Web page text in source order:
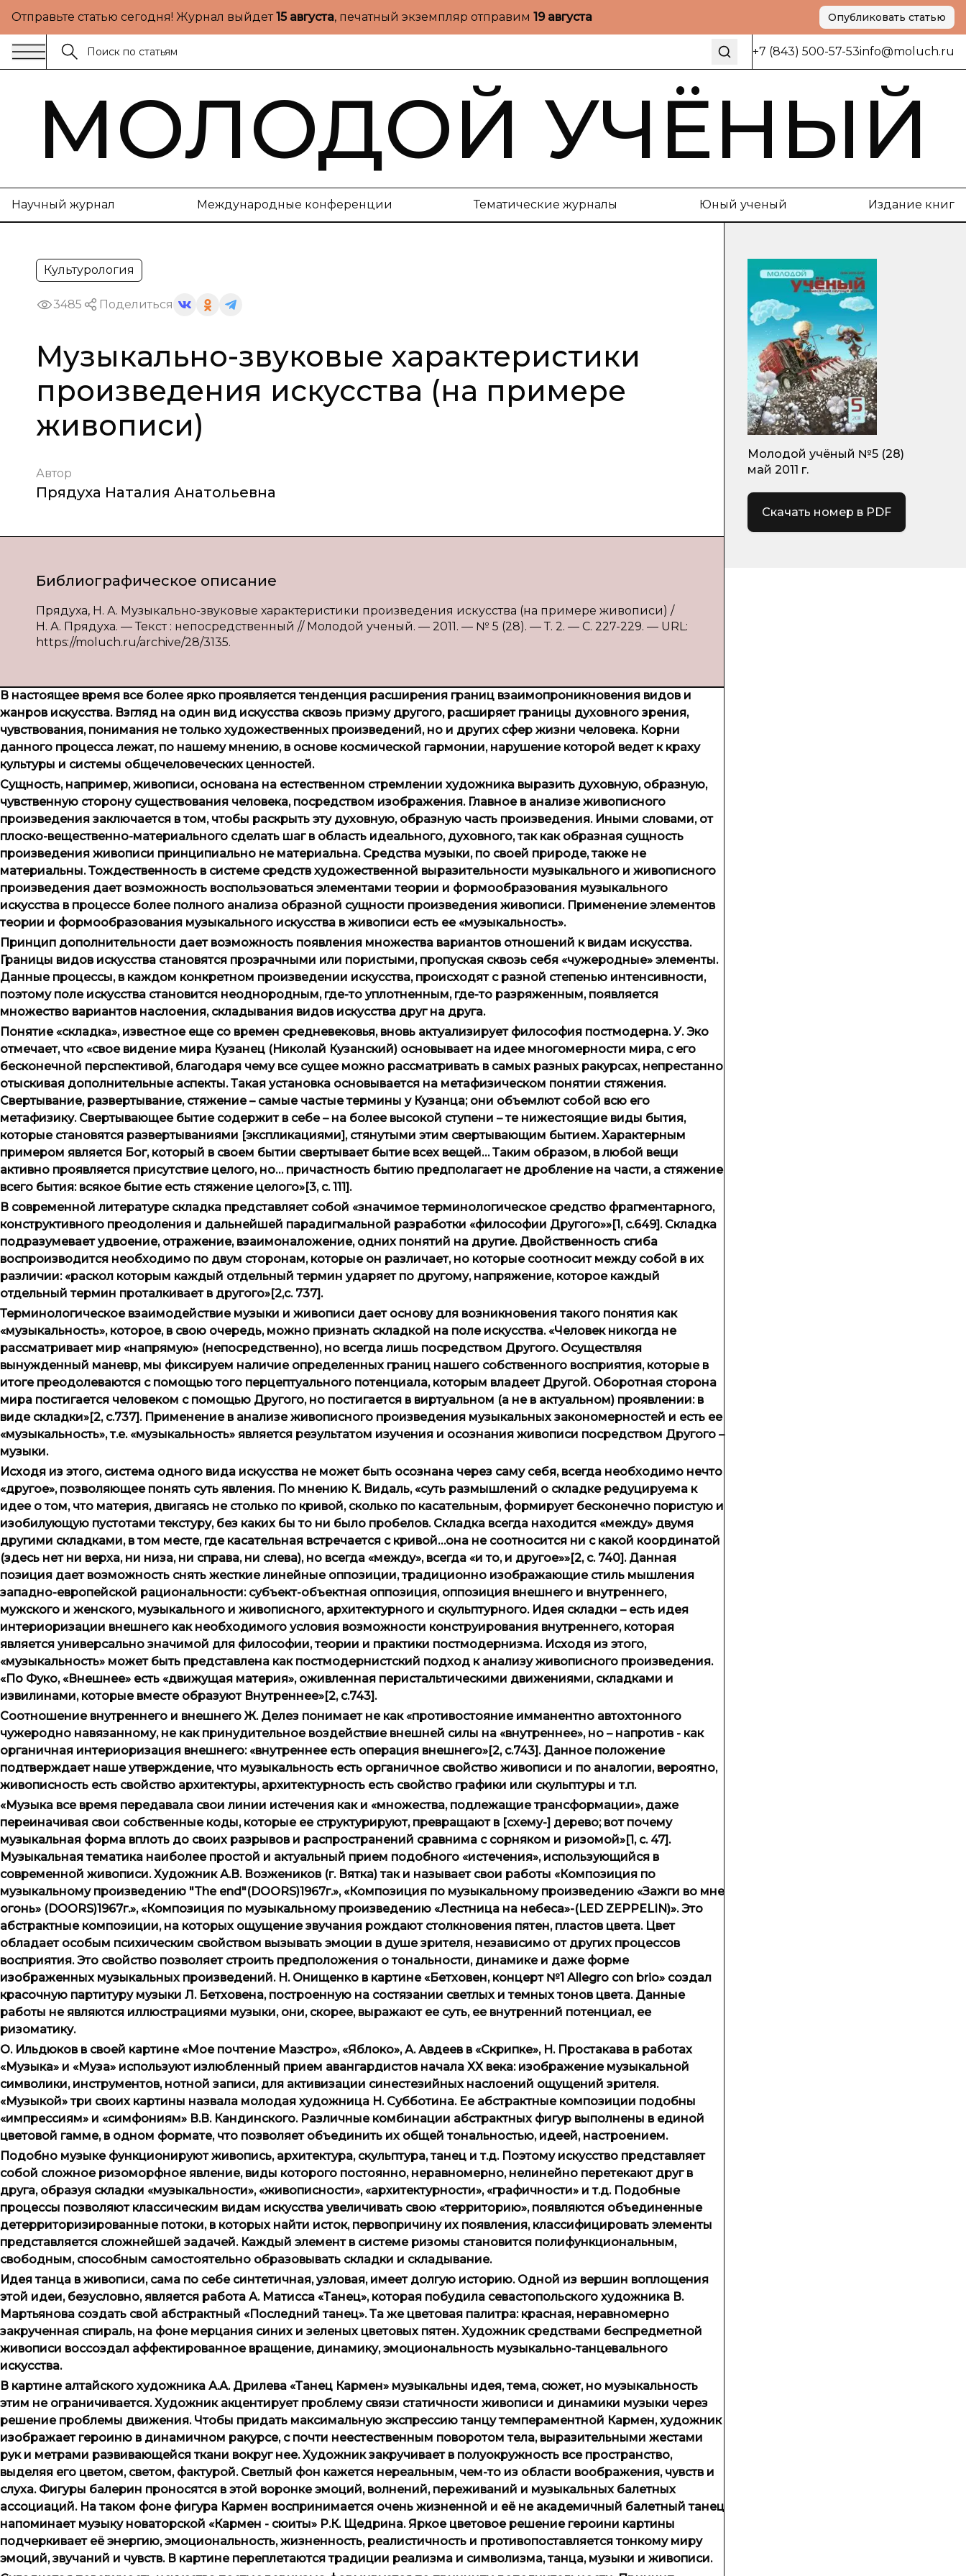
Отправьте статью сегодня! Журнал выйдет15 августа, печатный экземпляр отправим 19 августа Опубликовать статью
+7 (843) 500-57-53info@moluch.ru
МОЛОДОЙ УЧЁНЫЙ
Научный журнал Международные конференции Тематические журналы Юный ученый Издание книг
Культурология
3485 Поделиться
Музыкально-звуковые характеристики
произведения искусства (на примере
живописи)
Автор
Прядуха Наталия Анатольевна
Библиографическое описание
Прядуха, Н. А. Музыкально-звуковые характеристики произведения искусства (на примере живописи) /
Н. А. Прядуха. — Текст : непосредственный // Молодой ученый. — 2011. — № 5 (28). — Т. 2. — С. 227-229. — URL:
https://moluch.ru/archive/28/3135.
В настоящее время все более ярко проявляется тенденция расширения границ взаимопроникновения видов и
жанров искусства. Взгляд на один вид искусства сквозь призму другого, расширяет границы духовного зрения,
чувствования, понимания не только художественных произведений, но и других сфер жизни человека. Корни
данного процесса лежат, по нашему мнению, в основе космической гармонии, нарушение которой ведет к краху
культуры и системы общечеловеческих ценностей.
Сущность, например, живописи, основана на естественном стремлении художника выразить духовную, образную,
чувственную сторону существования человека, посредством изображения. Главное в анализе живописного
произведения заключается в том, чтобы раскрыть эту духовную, образную часть произведения. Иными словами, от
плоско-вещественно-материального сделать шаг в область идеального, духовного, так как образная сущность
произведения живописи принципиально не материальна. Средства музыки, по своей природе, также не
материальны. Тождественность в системе средств художественной выразительности музыкального и живописного
произведения дает возможность воспользоваться элементами теории и формообразования музыкального
искусства в процессе более полного анализа образной сущности произведения живописи. Применение элементов
теории и формообразования музыкального искусства в живописи есть ее «музыкальность».
Принцип дополнительности дает возможность появления множества вариантов отношений к видам искусства.
Границы видов искусства становятся прозрачными или пористыми, пропуская сквозь себя «чужеродные» элементы.
Данные процессы, в каждом конкретном произведении искусства, происходят с разной степенью интенсивности,
поэтому поле искусства становится неоднородным, где-то уплотненным, где-то разряженным, появляется
множество вариантов наслоения, складывания видов искусства друг на друга.
Понятие «складка», известное еще со времен средневековья, вновь актуализирует философия постмодерна. У. Эко
отмечает, что «свое видение мира Кузанец (Николай Кузанский) основывает на идее многомерности мира, с его
бесконечной перспективой, благодаря чему все сущее можно рассматривать в самых разных ракурсах, непрестанно
отыскивая дополнительные аспекты. Такая установка основывается на метафизическом понятии стяжения.
Свертывание, развертывание, стяжение – самые частые термины у Кузанца; они объемлют собой всю его
метафизику. Свертывающее бытие содержит в себе – на более высокой ступени – те нижестоящие виды бытия,
которые становятся развертываниями [экспликациями], стянутыми этим свертывающим бытием. Характерным
примером является Бог, который в своем бытии свертывает бытие всех вещей… Таким образом, в любой вещи
активно проявляется присутствие целого, но… причастность бытию предполагает не дробление на части, а стяжение
всего бытия: всякое бытие есть стяжение целого»[3, с. 111].
В современной литературе складка представляет собой «значимое терминологическое средство фрагментарного,
конструктивного преодоления и дальнейшей парадигмальной разработки «философии Другого»»[1, с.649]. Складка
подразумевает удвоение, отражение, взаимоналожение, одних понятий на другие. Двойственность сгиба
воспроизводится необходимо по двум сторонам, которые он различает, но которые соотносит между собой в их
различии: «раскол которым каждый отдельный термин ударяет по другому, напряжение, которое каждый
отдельный термин проталкивает в другого»[2,с. 737].
Терминологическое взаимодействие музыки и живописи дает основу для возникновения такого понятия как
«музыкальность», которое, в свою очередь, можно признать складкой на поле искусства. «Человек никогда не
рассматривает мир «напрямую» (непосредственно), но всегда лишь посредством Другого. Осуществляя
вынужденный маневр, мы фиксируем наличие определенных границ нашего собственного восприятия, которые в
итоге преодолеваются с помощью того перцептуального потенциала, которым владеет Другой. Оборотная сторона
мира постигается человеком с помощью Другого, но постигается в виртуальном (а не в актуальном) проявлении: в
виде складки»[2, с.737]. Применение в анализе живописного произведения музыкальных закономерностей и есть ее
«музыкальность», т.е. «музыкальность» является результатом изучения и осознания живописи посредством Другого –
музыки.
Исходя из этого, система одного вида искусства не может быть осознана через саму себя, всегда необходимо нечто
«другое», позволяющее понять суть явления. По мнению К. Видаль, «суть размышлений о складке редуцируема к
идее о том, что материя, двигаясь не столько по кривой, сколько по касательным, формирует бесконечно пористую и
изобилующую пустотами текстуру, без каких бы то ни было пробелов. Складка всегда находится «между» двумя
другими складками, в том месте, где касательная встречается с кривой…она не соотносится ни с какой координатой
(здесь нет ни верха, ни низа, ни справа, ни слева), но всегда «между», всегда «и то, и другое»»[2, с. 740]. Данная
позиция дает возможность снять жесткие линейные оппозиции, традиционно изображающие стиль мышления
западно-европейской рациональности: субъект-объектная оппозиция, оппозиция внешнего и внутреннего,
мужского и женского, музыкального и живописного, архитектурного и скульптурного. Идея складки – есть идея
интериоризации внешнего как необходимого условия возможности конструирования внутреннего, которая
является универсально значимой для философии, теории и практики постмодернизма. Исходя из этого,
«музыкальность» может быть представлена как постмодернистский подход к анализу живописного произведения.
«По Фуко, «Внешнее» есть «движущая материя», оживленная перистальтическими движениями, складками и
извилинами, которые вместе образуют Внутреннее»[2, с.743].
Соотношение внутреннего и внешнего Ж. Делез понимает не как «противостояние имманентно автохтонного
чужеродно навязанному, не как принудительное воздействие внешней силы на «внутреннее», но – напротив - как
органичная интериоризация внешнего: «внутреннее есть операция внешнего»[2, с.743]. Данное положение
подтверждает наше утверждение, что музыкальность есть органичное свойство живописи и по аналогии, вероятно,
живописность есть свойство архитектуры, архитектурность есть свойство графики или скульптуры и т.п.
«Музыка все время передавала свои линии истечения как и «множества, подлежащие трансформации», даже
переиначивая свои собственные коды, которые ее структурируют, превращают в [схему-] дерево; вот почему
музыкальная форма вплоть до своих разрывов и распространений сравнима с сорняком и ризомой»[1, с. 47].
Музыкальная тематика наиболее простой и актуальный прием подобного «истечения», использующийся в
современной живописи. Художник А.В. Возжеников (г. Вятка) так и называет свои работы «Композиция по
музыкальному произведению "The end"(DOORS)1967г.», «Композиция по музыкальному произведению «Зажги во мне
огонь» (DOORS)1967г.», «Композиция по музыкальному произведению «Лестница на небеса»-(LED ZEPPELIN)». Это
абстрактные композиции, на которых ощущение звучания рождают столкновения пятен, пластов цвета. Цвет
обладает особым психическим свойством вызывать эмоции в душе зрителя, независимо от других процессов
восприятия. Это свойство позволяет строить предположения о тональности, динамике и даже форме
изображенных музыкальных произведений. Н. Онищенко в картине «Бетховен, концерт №1 Allegro con brio» создал
красочную партитуру музыки Л. Бетховена, построенную на состязании светлых и темных тонов цвета. Данные
работы не являются иллюстрациями музыки, они, скорее, выражают ее суть, ее внутренний потенциал, ее
ризоматику.
О. Ильдюков в своей картине «Мое почтение Маэстро», «Яблоко», А. Авдеев в «Скрипке», Н. Простакава в работах
«Музыка» и «Муза» используют излюбленный прием авангардистов начала XX века: изображение музыкальной
символики, инструментов, нотной записи, для активизации синестезийных наслоений ощущений зрителя.
«Музыкой» три своих картины назвала молодая художница Н. Субботина. Ее абстрактные композиции подобны
«импрессиям» и «симфониям» В.В. Кандинского. Различные комбинации абстрактных фигур выполнены в единой
цветовой гамме, в одном формате, что позволяет объединить их общей тональностью, идеей, настроением.
Подобно музыке функционируют живопись, архитектура, скульптура, танец и т.д. Поэтому искусство представляет
собой сложное ризоморфное явление, виды которого постоянно, неравномерно, нелинейно перетекают друг в
друга, образуя складки «музыкальности», «живописности», «архитектурности», «графичности» и т.д. Подобные
процессы позволяют классическим видам искусства увеличивать свою «территорию», появляются объединенные
детерриторизированные потоки, в которых найти исток, первопричину их появления, классифицировать элементы
представляется сложнейшей задачей. Каждый элемент в системе ризомы становится полифункциональным,
свободным, способным самостоятельно образовывать складки и складывание.
Идея танца в живописи, сама по себе синтетичная, узловая, имеет долгую историю. Одной из вершин воплощения
этой идеи, безусловно, является работа А. Матисса «Танец», которая побудила севастопольского художника В.
Мартьянова создать свой абстрактный «Последний танец». Та же цветовая палитра: красная, неравномерно
закрученная спираль, на фоне мерцания синих и зеленых цветовых пятен. Художник средствами беспредметной
живописи воссоздал аффектированное вращение, динамику, эмоциональность музыкально-танцевального
искусства.
В картине алтайского художника А.А. Дрилева «Танец Кармен» музыкальны идея, тема, сюжет, но музыкальность
этим не ограничивается. Художник акцентирует проблему связи статичности живописи и динамики музыки через
решение проблемы движения. Чтобы придать максимальную экспрессию танцу темпераментной Кармен, художник
изображает героиню в динамичном ракурсе, с почти неестественным поворотом тела, выразительными жестами
рук и метрами развивающейся ткани вокруг нее. Художник закручивает в полуокружность все пространство,
выделяя его цветом, светом, фактурой. Светлый фон кажется нереальным, чем-то из области воображения, чувств и
слуха. Фигуры балерин проносятся в этой воронке эмоций, волнений, переживаний и музыкальных балетных
ассоциаций. На таком фоне фигура Кармен воспринимается очень жизненной и её не академичный балетный танец
напоминает музыку новаторской «Кармен - сюиты» Р.К. Щедрина. Яркое цветовое решение героини картины
подчеркивает её энергию, эмоциональность, жизненность, реалистичность и противопоставляется тонкому миру
эмоций, звучаний и чувств. В картине переплетаются традиции реализма и символизма, танца, музыки и живописи.
Молодой учёный №5 (28)
май 2011 г.
Скачать номер в PDF